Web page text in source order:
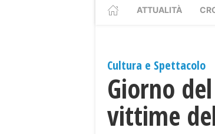
ATTUALITÀ
Cultura e Spettacolo
Giorno
vittime